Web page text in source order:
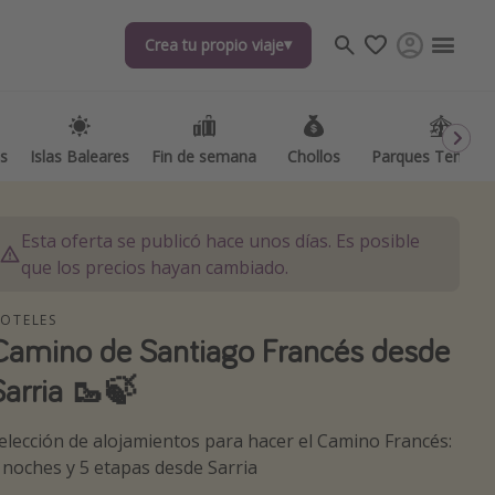
Crea tu propio viaje
Islas Baleares Fin de semana Chollos Parques
Crea tu propio viaje
Islas Baleares Fin de semana Chollos Parques
destinos
Esta oferta se publicó hace unos días. Es posible
que los precios hayan cambiado.
de Santiago Francés desde
🥾🍃
de alojamientos para hacer el Camino Francés:
y 5 etapas desde Sarria